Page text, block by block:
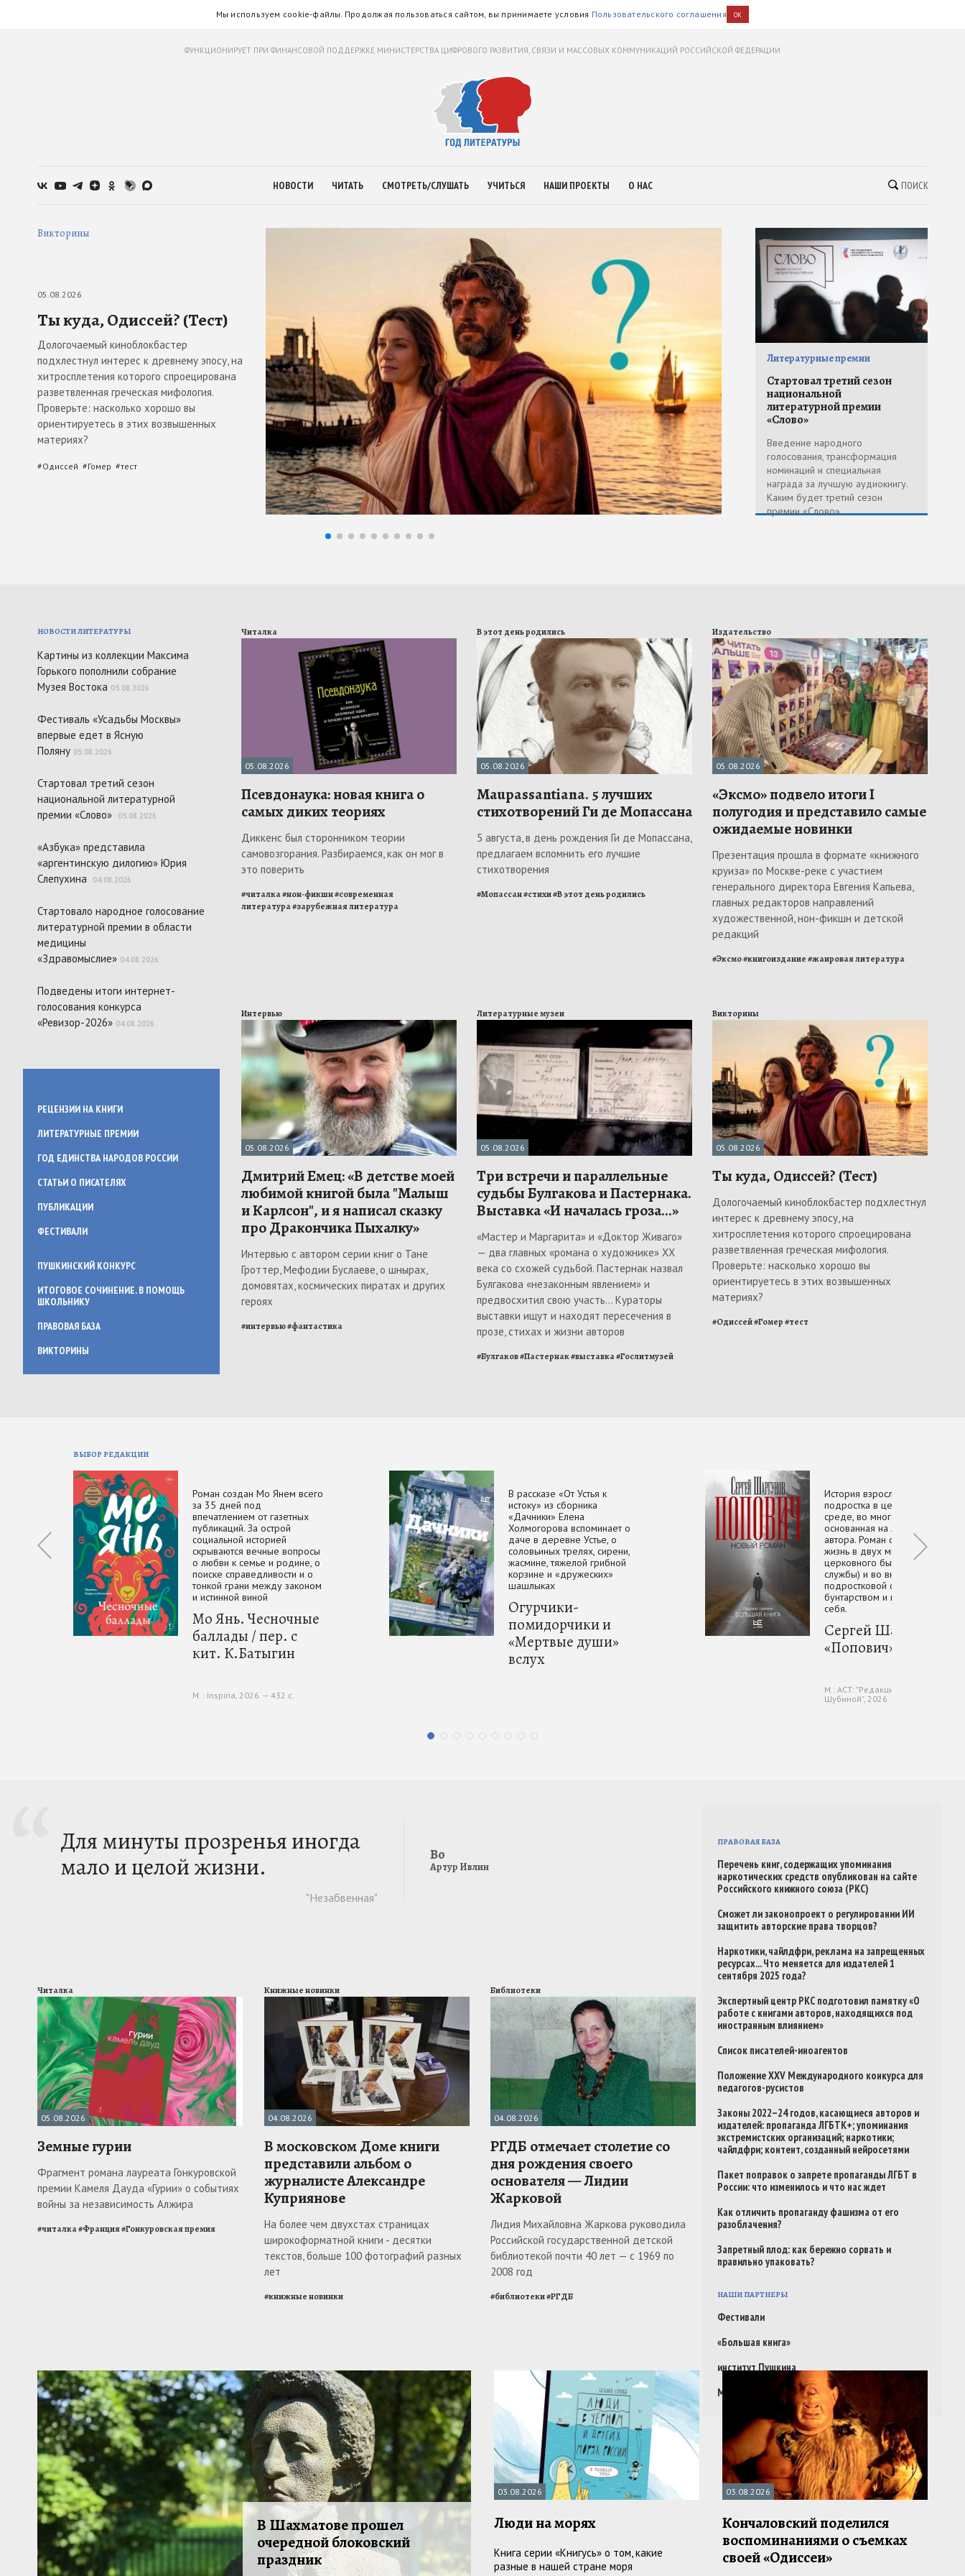
Мы используем cookie-файлы. Продолжая пользоваться сайтом, вы принимаете условия Пользовательского соглашения OK
ФУНКЦИОНИРУЕТ ПРИ ФИНАНСОВОЙ ПОДДЕРЖКЕ МИНИСТЕРСТВА ЦИФРОВОГО РАЗВИТИЯ, СВЯЗИ И МАССОВЫХ КОММУНИКАЦИЙ РОССИЙСКОЙ ФЕДЕРАЦИИ
НОВОСТИ ЧИТАТЬ СМОТРЕТЬ/СЛУШАТЬ УЧИТЬСЯ НАШИ ПРОЕКТЫ О НАС ПОИСК
Викторины
05.08.2026
Ты куда, Одиссей? (Тест)
Дологочаемый киноблокбастер
подхлестнул интерес к древнему эпосу, на
хитросплетения которого спроецирована
разветвленная греческая мифология.
Проверьте: насколько хорошо вы
ориентируетесь в этих возвышенных
материях?
#Одиссей #Гомер #тест
Сделано в Америке.
История создания
главного произведения
социалистического
реализма
Павел Басинский: «120 лет назад Горький
начал работать над повестью "Мать"»
Максим Горький Басинский
Литературные премии
Стартовал третий сезон
национальной
литературной премии
«Слово»
Введение народного
голосования, трансформация
номинаций и специальная
награда за лучшую аудиокнигу.
Каким будет третий сезон
премии «Слово»
НОВОСТИ ЛИТЕРАТУРЫ
Картины из коллекции Максима
Горького пополнили собрание
Музея Востока 05.08.2026
Фестиваль «Усадьбы Москвы»
впервые едет в Ясную
Поляну 05.08.2026
Стартовал третий сезон
национальной литературной
премии «Слово»
05.08.2026
«Азбука» представила
«аргентинскую дилогию» Юрия
Слепухина
04.08.2026
Стартовало народное голосование
литературной премии в области
медицины
«Здравомыслие» 04.08.2026
Подведены итоги интернет-
голосования конкурса
«Ревизор-2026» 04.08.2026
РЕЦЕНЗИИ НА КНИГИ
ЛИТЕРАТУРНЫЕ ПРЕМИИ
ГОД ЕДИНСТВА НАРОДОВ РОССИИ
СТАТЬИ О ПИСАТЕЛЯХ
ПУБЛИКАЦИИ
ФЕСТИВАЛИ
ПУШКИНСКИЙ КОНКУРС
ИТОГОВОЕ СОЧИНЕНИЕ. В ПОМОЩЬ
ШКОЛЬНИКУ
ПРАВОВАЯ БАЗА
ВИКТОРИНЫ
Читалка
05.08.2026
Псевдонаука: новая книга о
самых диких теориях
Диккенс был сторонником теории
самовозгорания. Разбираемся, как он мог в
это поверить
#читалка#нон-фикшн#современная
литература#зарубежная литература
В этот день родились
05.08.2026
Maupassantiana. 5 лучших
стихотворений Ги де Мопассана
5 августа, в день рождения Ги де Мопассана,
предлагаем вспомнить его лучшие
стихотворения
#Мопассан#стихи#В этот день родились
Издательство
05.08.2026
«Эксмо» подвело итоги I
полугодия и представило самые
ожидаемые новинки
Презентация прошла в формате «книжного
круиза» по Москве-реке с участием
генерального директора Евгения Капьева,
главных редакторов направлений
художественной, нон-фикшн и детской
редакций
#Эксмо#книгоиздание#жанровая литература
Интервью
05.08.2026
Дмитрий Емец: «В детстве моей
любимой книгой была "Малыш
и Карлсон", и я написал сказку
про Дракончика Пыхалку»
Интервью с автором серии книг о Тане
Гроттер, Мефодии Буслаеве, о шнырах,
домовятах, космических пиратах и других
героях
#интервью#фантастика
Литературные музеи
05.08.2026
Три встречи и параллельные
судьбы Булгакова и Пастернака.
Выставка «И началась гроза...»
«Мастер и Маргарита» и «Доктор Живаго»
— два главных «романа о художнике» ХХ
века со схожей судьбой. Пастернак назвал
Булгакова «незаконным явлением» и
предвосхитил свою участь... Кураторы
выставки ищут и находят пересечения в
прозе, стихах и жизни авторов
#Булгаков#Пастернак#выставка#Гослитмузей
Викторины
05.08.2026
Ты куда, Одиссей? (Тест)
Дологочаемый киноблокбастер подхлестнул
интерес к древнему эпосу, на
хитросплетения которого спроецирована
разветвленная греческая мифология.
Проверьте: насколько хорошо вы
ориентируетесь в этих возвышенных
материях?
#Одиссей#Гомер#тест
ВЫБОР РЕДАКЦИИ
Роман создан Мо Янем всего
за 35 дней под
впечатлением от газетных
публикаций. За острой
социальной историей
скрываются вечные вопросы
о любви к семье и родине, о
поиске справедливости и о
тонкой грани между законом
и истинной виной
Мо Янь. Чесночные
баллады / пер. с
кит. К.Батыгин
М. : Inspiria, 2026. — 432 с.
В рассказе «От Устья к
истоку» из сборника
«Дачники» Елена
Холмогорова вспоминает о
даче в деревне Устье, о
соловьиных трелях, сирени,
жасмине, тяжелой грибной
корзине и «дружеских»
шашлыках
Огурчики-
помидорчики и
«Мертвые души»
вслух
История взросления
подростка в церковной
среде, во многом
основанная на личном опыте
автора. Роман описывает его
жизнь в двух мирах: внутри
церковного быта (алтарь,
службы) и во внешней
подростковой среде с её
бунтарством и поисками
себя.
Сергей Шаргунов
«Попович»
М.: АСТ: "Редакция Елены
Шубиной", 2026
Для минуты прозренья иногда
мало и целой жизни.
"Незабвенная"
Во
Артур Ивлин
Читалка
05.08.2026
Земные гурии
Фрагмент романа лауреата Гонкуровской
премии Камеля Дауда «Гурии» о событиях
войны за независимость Алжира
#читалка#Франция#Гонкуровская премия
Книжные новинки
04.08.2026
В московском Доме книги
представили альбом о
журналисте Александре
Куприянове
На более чем двухстах страницах
широкоформатной книги - десятки
текстов, больше 100 фотографий разных
лет
#книжные новинки
Библиотеки
04.08.2026
РГДБ отмечает столетие со
дня рождения своего
основателя — Лидии
Жарковой
Лидия Михайловна Жаркова руководила
Российской государственной детской
библиотекой почти 40 лет — с 1969 по
2008 год
#библиотеки#РГДБ
ПРАВОВАЯ БАЗА
Перечень книг, содержащих упоминания
наркотических средств опубликован на сайте
Российского книжного союза (РКС)
Сможет ли законопроект о регулировании ИИ
защитить авторские права творцов?
Наркотики, чайлдфри, реклама на запрещенных
ресурсах... Что меняется для издателей 1
сентября 2025 года?
Экспертный центр РКС подготовил памятку «О
работе с книгами авторов, находящихся под
иностранным влиянием»
Список писателей-иноагентов
Положение XXV Международного конкурса для
педагогов-русистов
Законы 2022–24 годов, касающиеся авторов и
издателей: пропаганда ЛГБТК+; упоминания
экстремистских организаций; наркотики;
чайлдфри; контент, созданный нейросетями
Пакет поправок о запрете пропаганды ЛГБТ в
России: что изменилось и что нас ждет
Как отличить пропаганду фашизма от его
разоблачения?
Запретный плод: как бережно сорвать и
правильно упаковать?
НАШИ ПАРТНЕРЫ
Фестивали
«Большая книга»
институт Пушкина
ММКЯ
В Шахматове прошел
очередной блоковский
праздник
03.08.2026
Люди на морях
Книга серии «Книгусь» о том, какие
разные в нашей стране моря
03.08.2026
Кончаловский поделился
воспоминаниями о съемках
своей «Одиссеи»